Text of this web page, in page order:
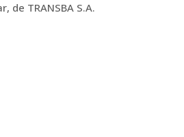
de TRANSBA S.A.